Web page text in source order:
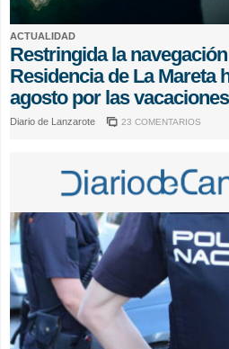
ACTUALIDAD
Restringida la
Residencia de La Mareta
agosto por las
Diario de Lanzarote 23 COMENTARIOS